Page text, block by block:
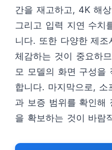
간을 재고하고, 4K 해
그리고 입력 지연 수치
니다. 또한 다양한 제
체감하는 것이 중요하
모 모델의 화면 구성을
합니다. 마지막으로, 소
과 보증 범위를 확인해
을 확보하는 것이 바람